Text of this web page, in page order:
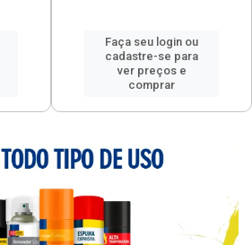
Faça seu login ou
cadastre-se para
ver preços e
comprar